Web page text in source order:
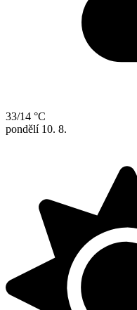
33/14 °C
pondělí 10. 8.